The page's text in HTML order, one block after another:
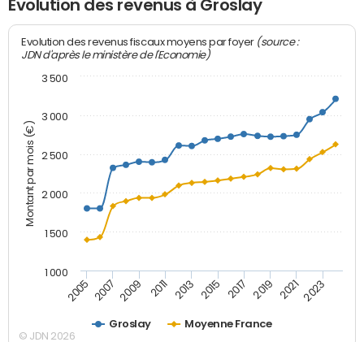
Evolution des revenus à Groslay
Montant par mois (€)
Evolution des revenus fiscaux moyens par foyer (source :
JDN d'après le ministère de l'Economie)
Groslay Moyenne France
2005 2007 2009 2011 2013 2015 2017 2019 2021 2023
1 000
1 500
2 000
2 500
3 000
3 500
© JDN 2026